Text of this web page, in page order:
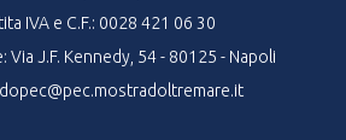
IVA e C.F.: 0028 421 06 30
Via J.F. Kennedy, 54 - 80125 - Napoli